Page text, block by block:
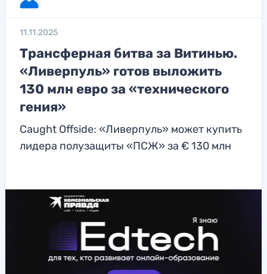
11.11.2025
Трансферная битва за Витинью.
«Ливерпуль» готов выложить
130 млн евро за «технического
гения»
Caught Offside: «Ливерпуль» может купить
лидера полузащиты «ПСЖ» за € 130 млн